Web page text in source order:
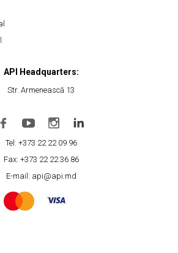
API Headquarters:
Str. Armenească 13
Tel: +373 22 22 09 96
Fax: +373 22 22 36 86
E-mail: api@api.md